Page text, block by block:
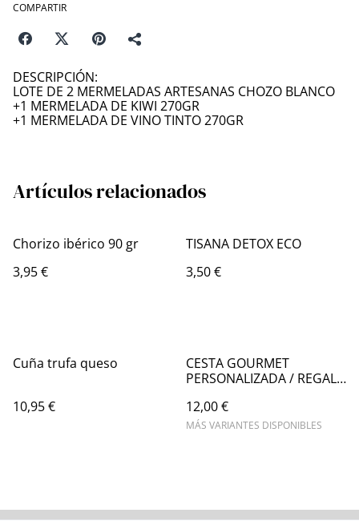
COMPARTIR
DESCRIPCIÓN:
LOTE DE 2 MERMELADAS ARTESANAS CHOZO BLANCO
+1 MERMELADA DE KIWI 270GR
+1 MERMELADA DE VINO TINTO 270GR
Artículos relacionados
Chorizo ibérico 90 gr
3,95 €
TISANA DETOX ECO
3,50 €
Cuña trufa queso
10,95 €
CESTA GOURMET
PERSONALIZADA / REGALO
12,00 €
MÁS VARIANTES DISPONIBLES